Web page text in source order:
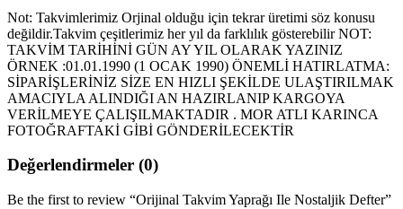
Not: Takvimlerimiz Orjinal olduğu için tekrar üretimi söz konusu
değildir.Takvim çeşitlerimiz her yıl da farklılık gösterebilir NOT:
TAKVİM TARİHİNİ GÜN AY YIL OLARAK YAZINIZ
ÖRNEK :01.01.1990 (1 OCAK 1990) ÖNEMLİ HATIRLATMA:
SİPARİŞLERİNİZ SİZE EN HIZLI ŞEKİLDE ULAŞTIRILMAK
AMACIYLA ALINDIĞI AN HAZIRLANIP KARGOYA
VERİLMEYE ÇALIŞILMAKTADIR . MOR ATLI KARINCA
FOTOĞRAFTAKİ GİBİ GÖNDERİLECEKTİR
Değerlendirmeler (0)
Be the first to review “Orijinal Takvim Yaprağı Ile Nostaljik Defter”